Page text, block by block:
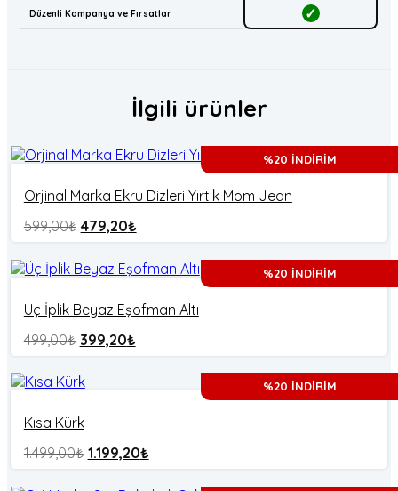
Düzenli Kampanya ve Fırsatlar ✓
İlgili ürünler
%20 İNDİRİM
Orjinal Marka Ekru Dizleri Yırtık Mom Jean
599,00₺ 479,20₺
%20 İNDİRİM
Üç İplik Beyaz Eşofman Altı
499,00₺ 399,20₺
%20 İNDİRİM
Kısa Kürk
1.499,00₺ 1.199,20₺